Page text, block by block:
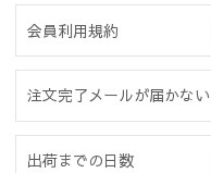
会員利用規約
注文完了メールが届かない
出荷までの日数